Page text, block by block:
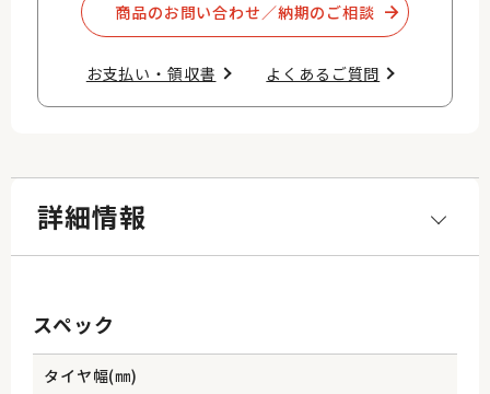
商品のお問い合わせ／納期のご相談​
お支払い・領収書​ よくあるご質問​
詳細情報
スペック
タイヤ幅(㎜)